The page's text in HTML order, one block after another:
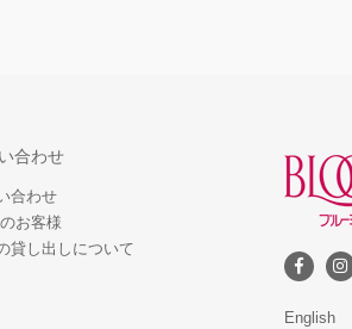
合わせ
合わせ
お客様
貸し出しについて
English